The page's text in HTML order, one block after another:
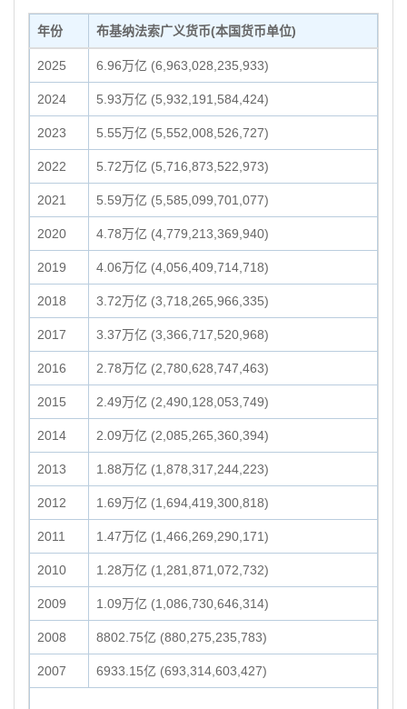
年份 布基纳法索广义货币(本国货币单位)
2025 6.96万亿 (6,963,028,235,933)
2024 5.93万亿 (5,932,191,584,424)
2023 5.55万亿 (5,552,008,526,727)
2022 5.72万亿 (5,716,873,522,973)
2021 5.59万亿 (5,585,099,701,077)
2020 4.78万亿 (4,779,213,369,940)
2019 4.06万亿 (4,056,409,714,718)
2018 3.72万亿 (3,718,265,966,335)
2017 3.37万亿 (3,366,717,520,968)
2016 2.78万亿 (2,780,628,747,463)
2015 2.49万亿 (2,490,128,053,749)
2014 2.09万亿 (2,085,265,360,394)
2013 1.88万亿 (1,878,317,244,223)
2012 1.69万亿 (1,694,419,300,818)
2011 1.47万亿 (1,466,269,290,171)
2010 1.28万亿 (1,281,871,072,732)
2009 1.09万亿 (1,086,730,646,314)
2008 8802.75亿 (880,275,235,783)
2007 6933.15亿 (693,314,603,427)